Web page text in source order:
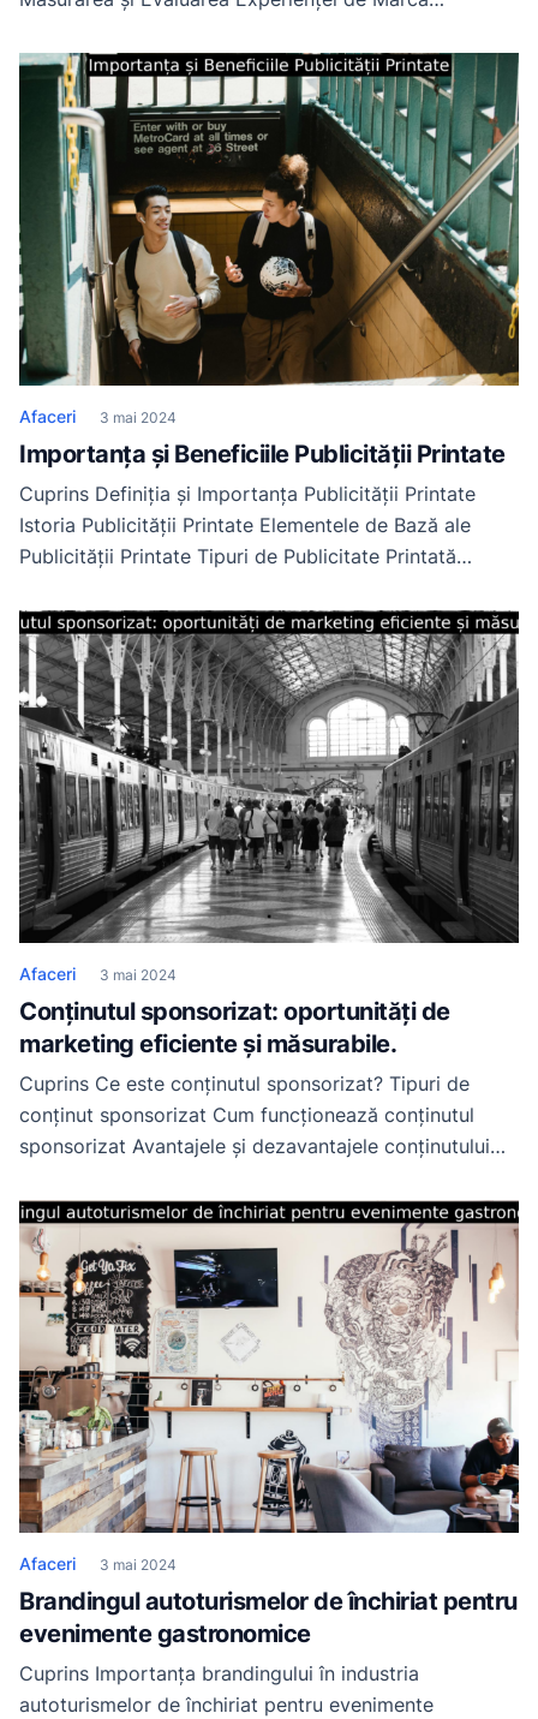
Experienței de Marcă Experiența de marcă reprezintă
totalitatea interacțiunilor și experiențelor pe care le au
clienții cu o marcă, de la prima impresie până la ultima
interacțiune. Este modul […]
Afaceri 3 mai 2024
Importanța și Beneficiile Publicității Printate
Cuprins Definiția și Importanța Publicității Printate
Istoria Publicității Printate Elementele de Bază ale
Publicității Printate Tipuri de Publicitate Printată
Publicității Printate Publicitatea printată este o formă
de publicitate care utilizează materiale tipărite, cum ar
fi broșuri, pliante, afișe și altele, pentru a promova un
produs, serviciu sau idee. Această […]
Afaceri 3 mai 2024
Conținutul sponsorizat: oportunități de
marketing eficiente și măsurabile.
Cuprins Ce este conținutul sponsorizat? Tipuri de
conținut sponsorizat Cum funcționează conținutul
sponsorizat Avantajele și dezavantajele conținutului
conținutul sponsorizat? Conținutul sponsorizat este o
formă de publicitate online care permite brandurilor să
ajungă la publicul țintă prin intermediul conținutului de
calitate. Acest tip de conținut permite brandurilor să
se conecteze […]
Afaceri 3 mai 2024
Brandingul autoturismelor de închiriat pentru
evenimente gastronomice
Cuprins Importanța brandingului în industria
autoturismelor de închiriat pentru evenimente